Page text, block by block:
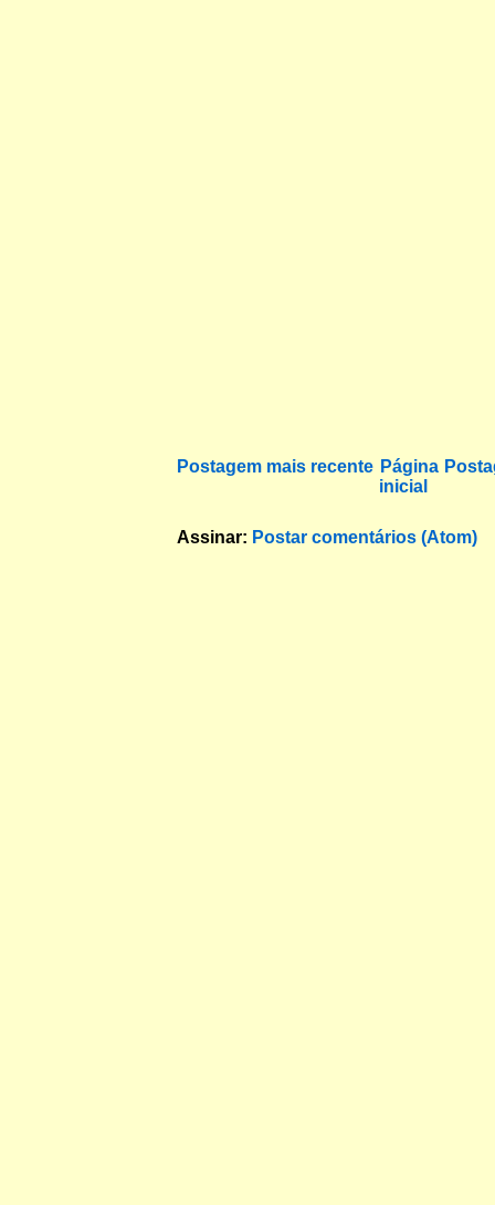
Postagem mais recente Página
inicial
Assinar: Postar comentários (Atom)